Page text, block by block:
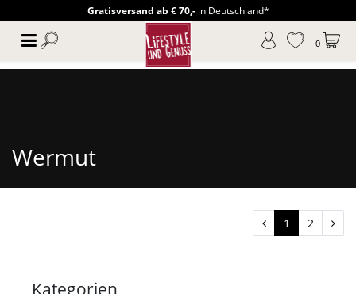
Gratisversand ab € 70,-in Deutschland*
0
Wermut
1 2
Kategorien